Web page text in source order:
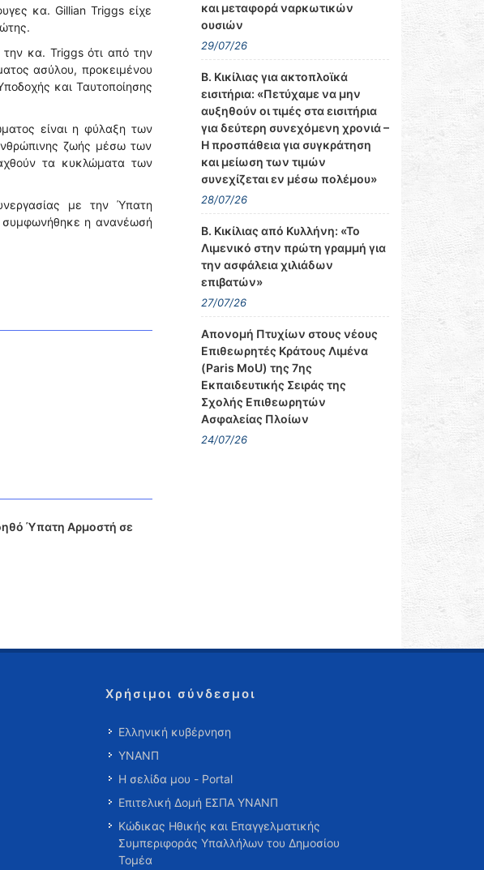
κα. Gillian Triggs είχε
κα. Triggs ότι από την
ασύλου, προκειμένου
και Ταυτοποίησης
είναι η φύλαξη των
ζωής μέσω των
τα κυκλώματα των
με την Ύπατη
συμφωνήθηκε η ανανέωσή
Ύπατη Αρμοστή σε
και μεταφορά ναρκωτικών
ουσιών
29/07/26
Β. Κικίλιας για ακτοπλοϊκά
εισιτήρια: «Πετύχαμε να μην
αυξηθούν οι τιμές στα εισιτήρια
για δεύτερη συνεχόμενη χρονιά –
Η προσπάθεια για συγκράτηση
και μείωση των τιμών
συνεχίζεται εν μέσω πολέμου»
28/07/26
Β. Κικίλιας από Κυλλήνη: «Το
Λιμενικό στην πρώτη γραμμή για
την ασφάλεια χιλιάδων
επιβατών»
27/07/26
Απονομή Πτυχίων στους νέους
Επιθεωρητές Κράτους Λιμένα
(Paris MoU) της 7ης
Εκπαιδευτικής Σειράς της
Σχολής Επιθεωρητών
Ασφαλείας Πλοίων
24/07/26
Χρήσιμοι σύνδεσμοι
Ελληνική κυβέρνηση
ΥΝΑΝΠ
Η σελίδα μου - Portal
Επιτελική Δομή ΕΣΠΑ ΥΝΑΝΠ
Κώδικας Ηθικής και Επαγγελματικής
Συμπεριφοράς Υπαλλήλων του Δημοσίου
Τομέα